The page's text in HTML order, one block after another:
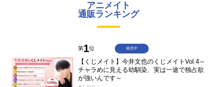
アニメイト
通販ランキング
第1位
【くじメイト】今井文也のくじメイトVol.4～
チャラめに見える幼馴染、実は一途で独占欲
が強いんです～
発売中